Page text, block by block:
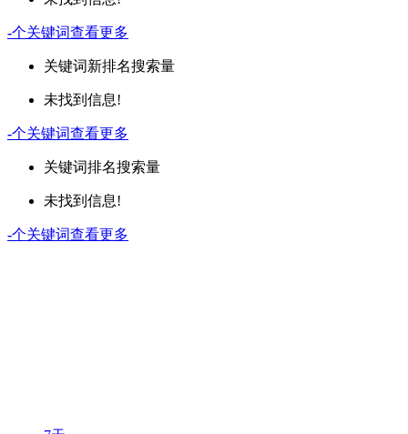
-个关键词查看更多
关键词新排名搜索量
未找到信息!
-个关键词查看更多
关键词排名搜索量
未找到信息!
-个关键词查看更多